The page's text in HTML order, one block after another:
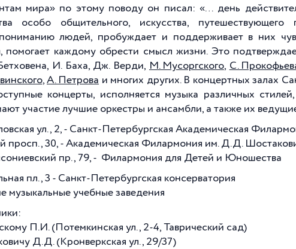
мира» по этому поводу он писал: «… день
особо общительного, искусства,
людей, пробуждает и поддерживает в них
помогает каждому обрести смысл жизни. Это
И. Баха, Дж. Верди, М. Мусоргского, С.
, А. Петрова и многих других. В концертных залах
концерты, исполняется музыка различных
участие лучшие оркестры и ансамбли, а также их
ул., 2, - Санкт-Петербургская Академическая
просп., 30, - Академическая Филармония им. Д.Д.
пр., 79, - Филармония для Детей и Юношества
пл., 3 - Санкт-Петербургская консерватория
музыкальные учебные заведения
П.И. (Потемкинская ул., 2-4, Таврический сад)
Д.Д. (Кронверкская ул., 29/37)